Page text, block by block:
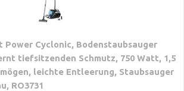
Power Cyclonic, Bodenstaubsauger
tiefsitzenden Schmutz, 750 Watt, 1,5
leichte Entleerung, Staubsauger
RO3731